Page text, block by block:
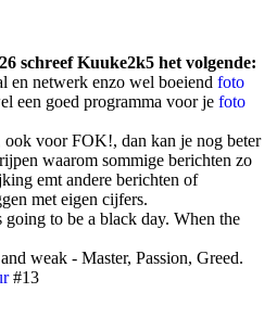
schreef Kuuke2k5 het volgende:
en netwerk enzo wel boeiend foto
een goed programma voor je foto
ook voor FOK!, dan kan je nog beter
waarom sommige berichten zo
emt andere berichten of
met eigen cijfers.
to be a black day. When the
weak - Master, Passion, Greed.
#13